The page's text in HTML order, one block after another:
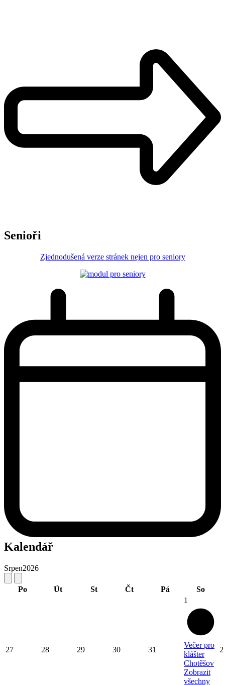
Senioři
Zjednodušená verze stránek nejen pro seniory
Kalendář
Srpen2026
Po Út St Čt Pá So
27 28 29 30 31
1
Večer pro
klášter
Chotěšov
Zobrazit
všechny
2